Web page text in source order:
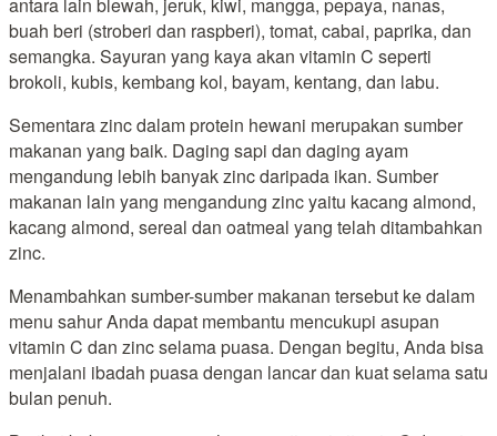
buah beri (stroberi dan raspberi), tomat, cabai, paprika, dan
semangka. Sayuran yang kaya akan vitamin C seperti
brokoli, kubis, kembang kol, bayam, kentang, dan labu.
Sementara zinc dalam protein hewani merupakan sumber
makanan yang baik. Daging sapi dan daging ayam
mengandung lebih banyak zinc daripada ikan. Sumber
makanan lain yang mengandung zinc yaitu kacang almond,
kacang almond, sereal dan oatmeal yang telah ditambahkan
zinc.
Menambahkan sumber-sumber makanan tersebut ke dalam
menu sahur Anda dapat membantu mencukupi asupan
vitamin C dan zinc selama puasa. Dengan begitu, Anda bisa
menjalani ibadah puasa dengan lancar dan kuat selama satu
bulan penuh.